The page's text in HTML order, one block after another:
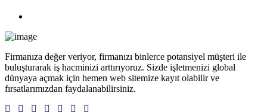
Firmanıza değer veriyor, firmanızı binlerce potansiyel müşteri ile
buluşturarak iş hacminizi arttırıyoruz. Sizde işletmenizi global
dünyaya açmak için hemen web sitemize kayıt olabilir ve
fırsatlarımızdan faydalanabilirsiniz.